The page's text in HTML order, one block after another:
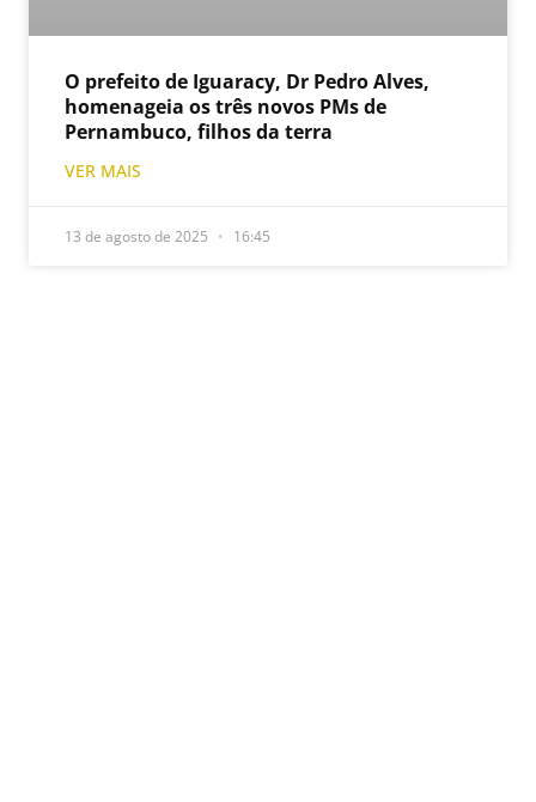
O prefeito de Iguaracy, Dr Pedro Alves,
homenageia os três novos PMs de
Pernambuco, filhos da terra
VER MAIS
13 de agosto de 2025 16:45